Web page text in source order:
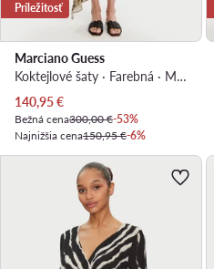
Príležitosť
Marciano Guess
Koktejlové šaty · Farebná · Midi, Asymetrická
Aktuálna cena
140,95€
Bežná cena300,00 €-53%
Najnižšia cena150,95 €-6%